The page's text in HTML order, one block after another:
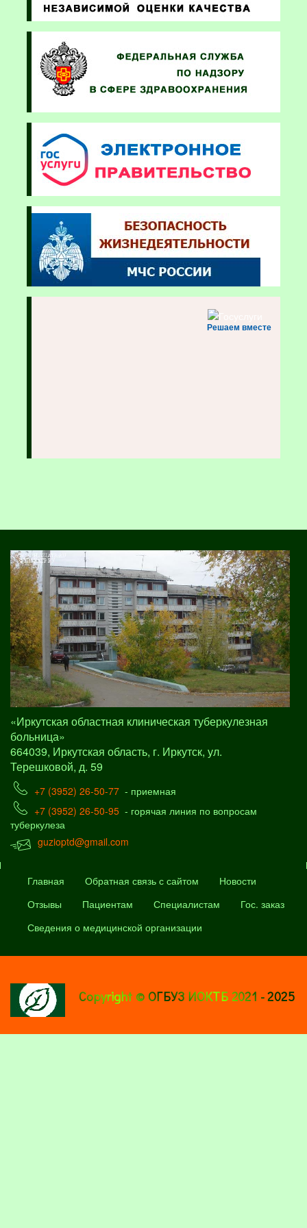
Решаем вместе
«Иркутская областная клиническая туберкулезная
больница»
664039, Иркутская область, г. Иркутск, ул.
Терешковой, д. 59
+7 (3952) 26-50-77 - приемная
+7 (3952) 26-50-95 - горячая линия по вопросам
туберкулеза
guzioptd@gmail.com
Главная Обратная связь с сайтом
Новости
Отзывы
Пациентам Специалистам
Гос. заказ
Сведения о медицинской организации
Copyright © ОГБУЗ ИОКТБ 2021 - 2025